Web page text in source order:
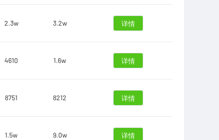
2.3w 3.2w 详情
4610 1.6w 详情
8751 8212 详情
1.5w 9.0w 详情